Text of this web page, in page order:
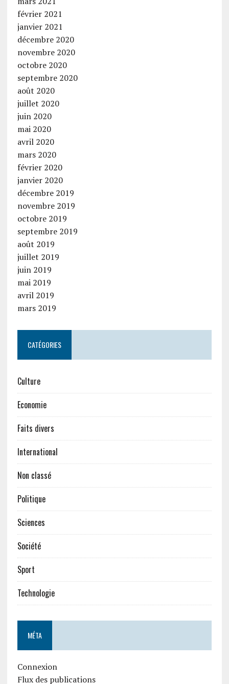
février 2021
janvier 2021
décembre 2020
novembre 2020
octobre 2020
septembre 2020
août 2020
juillet 2020
juin 2020
mai 2020
avril 2020
mars 2020
février 2020
janvier 2020
décembre 2019
novembre 2019
octobre 2019
septembre 2019
août 2019
juillet 2019
juin 2019
mai 2019
avril 2019
mars 2019
CATÉGORIES
Culture
Economie
Faits divers
International
Non classé
Politique
Sciences
Société
Sport
Technologie
MÉTA
Connexion
Flux des publications